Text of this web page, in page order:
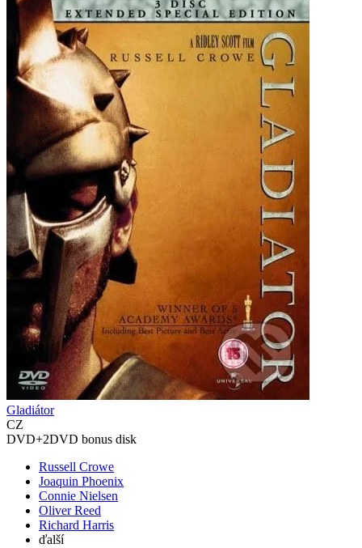
Gladiátor
CZ
DVD+2DVD bonus disk
Russell Crowe
Joaquin Phoenix
Connie Nielsen
Oliver Reed
Richard Harris
ďalší